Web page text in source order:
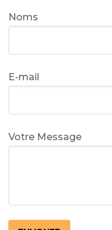
Noms
E-mail
Votre Message